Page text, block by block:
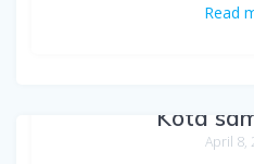
Read
Kota
April 8,